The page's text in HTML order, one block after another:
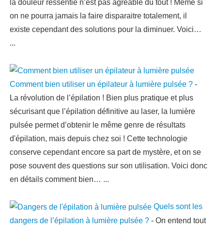
la douleur ressentie n’est pas agréable du tout ! Même si
on ne pourra jamais la faire disparaitre totalement, il
existe cependant des solutions pour la diminuer. Voici…
...
Comment bien utiliser un épilateur à lumière pulsée ? -
La révolution de l’épilation ! Bien plus pratique et plus
sécurisant que l’épilation définitive au laser, la lumière
pulsée permet d’obtenir le même genre de résultats
d'épilation, mais depuis chez soi ! Cette technologie
conserve cependant encore sa part de mystère, et on se
pose souvent des questions sur son utilisation. Voici donc
en détails comment bien… ...
Quels sont les
dangers de l’épilation à lumière pulsée ? - On entend tout